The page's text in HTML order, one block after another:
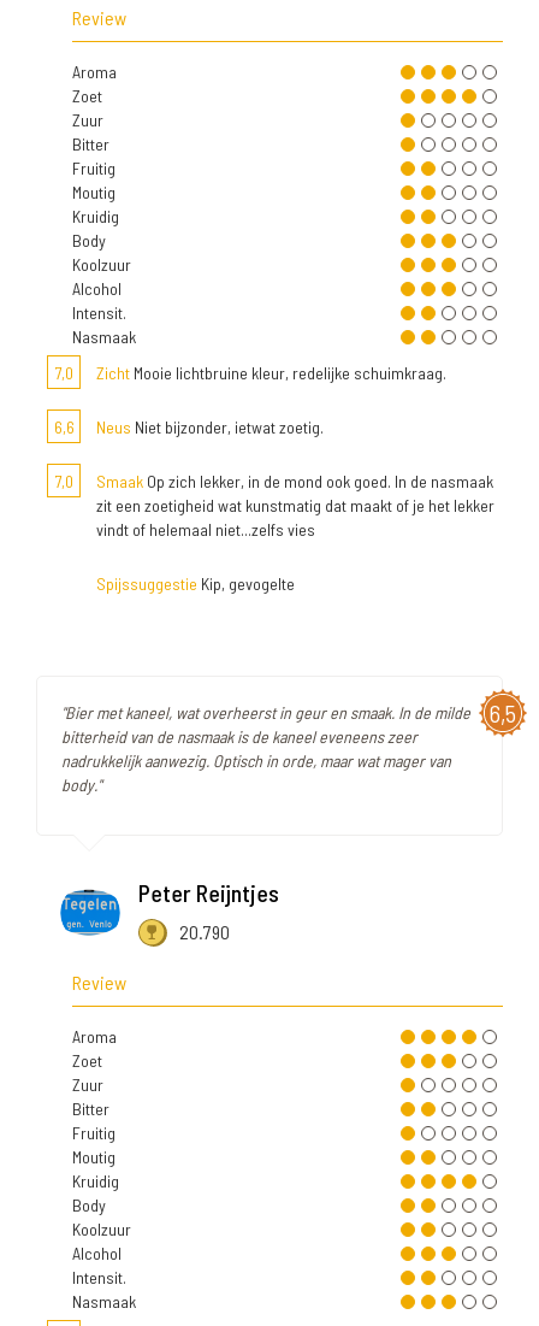
Review
Aroma
Zoet
Zuur
Bitter
Fruitig
Moutig
Kruidig
Body
Koolzuur
Alcohol
Intensit.
Nasmaak
7,0
Zicht Mooie lichtbruine kleur, redelijke schuimkraag.
6,6 Neus Niet bijzonder, ietwat zoetig.
7,0 Smaak Op zich lekker, in de mond ook goed. In de nasmaak
zit een zoetigheid wat kunstmatig dat maakt of je het lekker
vindt of helemaal niet...zelfs vies
Spijssuggestie Kip, gevogelte
6,5
"Bier met kaneel, wat overheerst in geur en smaak. In de milde
bitterheid van de nasmaak is de kaneel eveneens zeer
nadrukkelijk aanwezig. Optisch in orde, maar wat mager van
body."
Peter Reijntjes
20.790
Review
Aroma
Zoet
Zuur
Bitter
Fruitig
Moutig
Kruidig
Body
Koolzuur
Alcohol
Intensit.
Nasmaak